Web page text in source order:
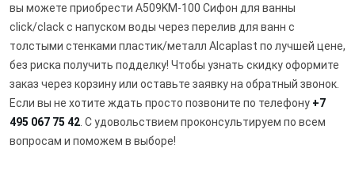
вы можете приобрести A509KM-100 Сифон для ванны
click/clack с напуском воды через перелив для ванн с
толстыми стенками пластик/металл Alcaplast по лучшей цене,
без риска получить подделку! Чтобы узнать скидку оформите
заказ через корзину или оставьте заявку на обратный звонок.
Если вы не хотите ждать просто позвоните по телефону +7
495 067 75 42 . С удовольствием проконсультируем по всем
вопросам и поможем в выборе!